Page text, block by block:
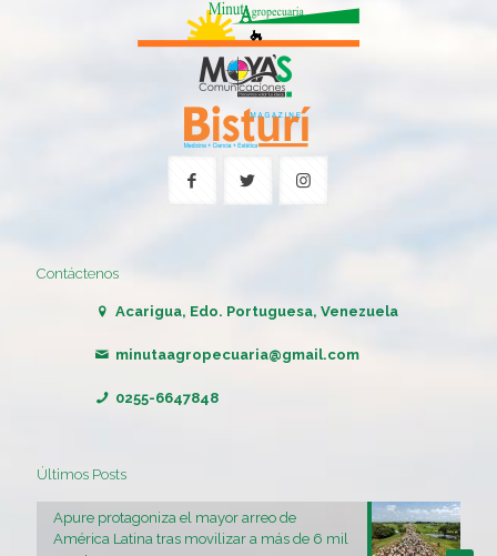
Contáctenos
Acarigua, Edo. Portuguesa, Venezuela
minutaagropecuaria@gmail.com
0255-6647848
Últimos Posts
Apure protagoniza el mayor arreo de
América Latina tras movilizar a más de 6 mil